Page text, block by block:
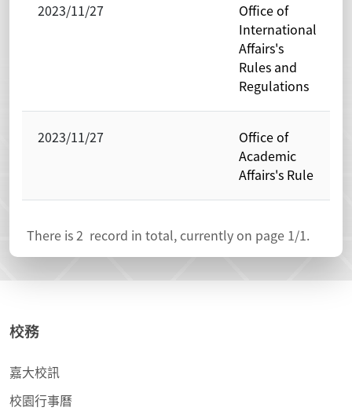
2023/11/27
Office of
International
Affairs's
Rules and
Regulations
2023/11/27
Office of
Academic
Affairs's Rule
There is2 record in total, currently on page 1/1.
校務
嘉大校訊
校園行事曆